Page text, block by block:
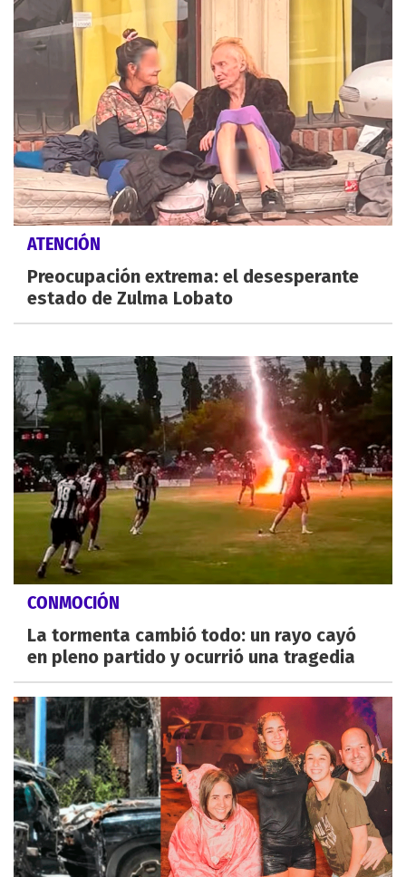
ATENCIÓN
Preocupación extrema: el desesperante
estado de Zulma Lobato
CONMOCIÓN
La tormenta cambió todo: un rayo cayó
en pleno partido y ocurrió una tragedia